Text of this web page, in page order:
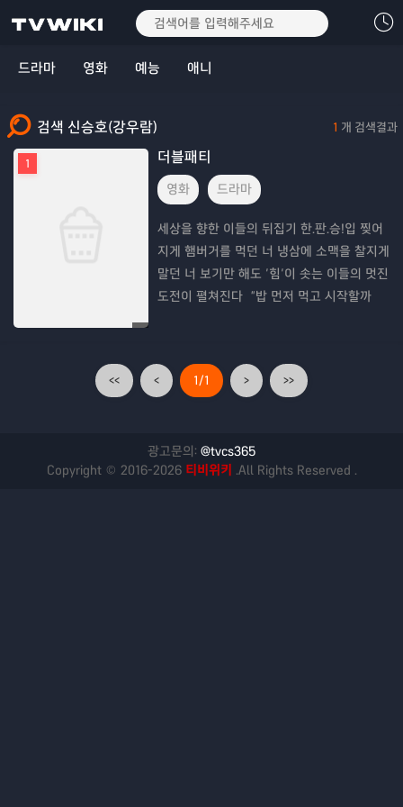
드라마 영화 예능 애니
검색 신승호(강우람) 1 개 검색결과
1 더블패티
영화 드라마
세상을 향한 이들의 뒤집기 한.판.승!입 찢어
지게 햄버거를 먹던 너 냉삼에 소맥을 찰지게
말던 너 보기만 해도 ‘힘’이 솟는 이들의 멋진
도전이 펼쳐진다 “밥 먼저 먹고 시작할까
<< < 1/1 > >>
광고문의: @tvcs365
Copyright © 2016-2026 티비위키 .All Rights Reserved .